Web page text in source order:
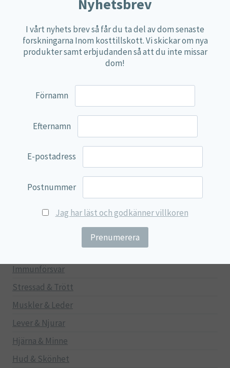
100% Natural
EVP Nutrition
Multi Nutrient
Lamberts
Svenska Örtmedicinska Institutet
Kenkou Selfcare
Immunförsvar
Stressad & Trött
Muskler & Leder
Lever & Njurar
Hjärna & Minne
Hud & Skönhet
Nyhetsbrev
I vårt nyhets brev så får du ta del av dom senaste
forskningarna Inom kosttillskott. Vi skickar om nya
produkter samt erbjudanden så att du inte missar
dom!
Förnamn
Efternamn
E-postadress
Postnummer
Jag har läst och godkänner villkoren